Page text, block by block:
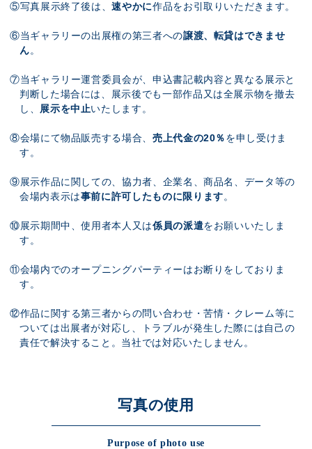
⑤写真展示終了後は、速やかに作品をお引取りいただきます。
⑥当ギャラリーの出展権の第三者への譲渡、転貸はできませ
ん。
⑦当ギャラリー運営委員会が、申込書記載内容と異なる展示と
判断した場合には、展示後でも一部作品又は全展示物を撤去
し、
展示を中止いたします。
⑧会場にて物品販売する場合、 売上代金の20％を申し受けま
す。
⑨展示作品に関しての、協力者、企業名、商品名、データ等の
会場内表示は事前に許可したものに限ります。
⑩展示期間中、使用者本人又は係員の派遣をお願いいたしま
す。
⑪会場内でのオープニングパーティーはお断りをしておりま
す。
⑫作品に関する第三者からの問い合わせ・苦情・クレーム等に
ついては出展者が対応し、トラブルが発生した際には自己の
責任で解決すること。当社では対応いたしません。
写真の使用
Purpose of photo use